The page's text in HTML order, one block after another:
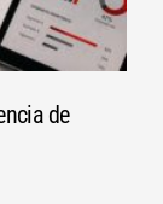
de